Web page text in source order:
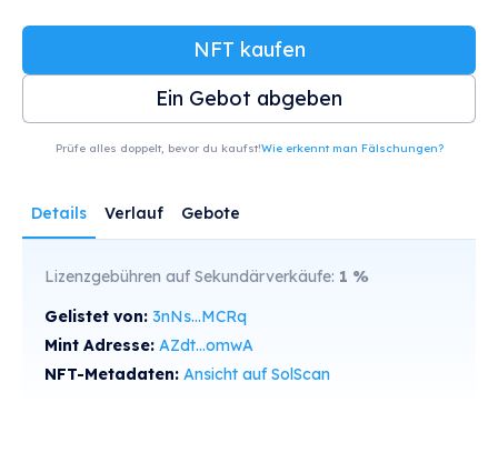
NFT kaufen
Ein Gebot abgeben
Prüfe alles doppelt, bevor du kaufst!Wie erkennt man Fälschungen?
Details Verlauf Gebote
Lizenzgebühren auf Sekundärverkäufe: 1 %
Gelistet von: 3nNs...MCRq
Mint Adresse: AZdt...omwA
NFT-Metadaten: Ansicht auf SolScan